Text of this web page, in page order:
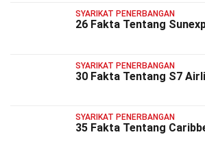
SYARIKAT PENERBANGAN
26 Fakta Tentang
SYARIKAT PENERBANGAN
30 Fakta Tentang S7
SYARIKAT PENERBANGAN
35 Fakta Tentang